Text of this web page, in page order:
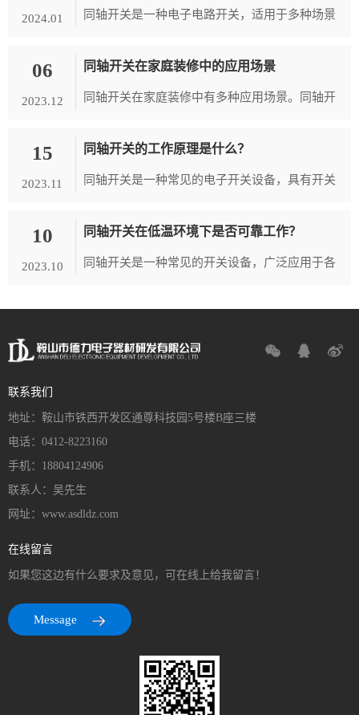
2024.01 同轴开关是一种电子电路开关，适用于多种场景
同轴开关常用于通信系统中，如无...
06
2023.12
同轴开关在家庭装修中的应用场景
同轴开关在家庭装修中有多种应用场景。同轴开
具有简单、方便、美观等特点，因此...
15
2023.11
同轴开关的工作原理是什么？
同轴开关是一种常见的电子开关设备，具有开关
段内外导体组成，内导体直径稍小于...
10
2023.10
同轴开关在低温环境下是否可靠工作？
同轴开关是一种常见的开关设备，广泛应用于各
联系我们
地址：鞍山市铁西开发区通尊科技园5号楼B座三楼
电话：0412-8223160
手机：18804124906
联系人：吴先生
网址：www.asdldz.com
在线留言
如果您这边有什么要求及意见，可在线上给我留言！
Message